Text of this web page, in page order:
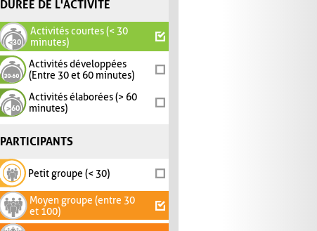
DURÉE DE L'ACTIVITÉ
Activités courtes (< 30
minutes)
Activités développées
(Entre 30 et 60 minutes)
Activités élaborées (> 60
minutes)
PARTICIPANTS
Petit groupe (< 30)
Moyen groupe (entre 30
et 100)